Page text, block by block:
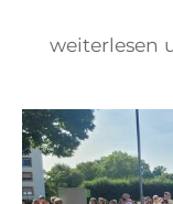
weiterlesen